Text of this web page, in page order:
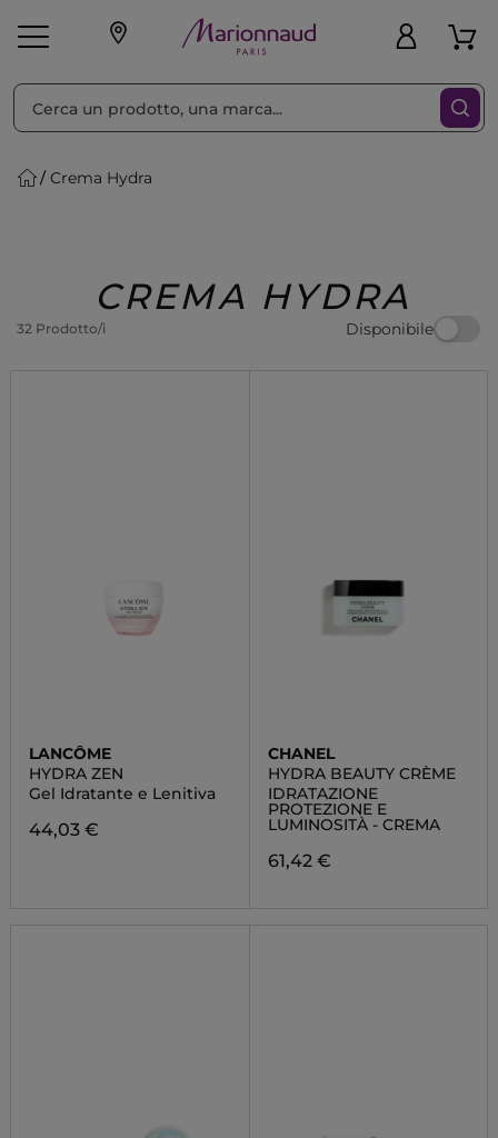
Make-up
Regalo
Crema Hydra
CREMA HYDRA
32 Prodotto/i Disponibile
Ordina per Filtra
LANCÔME
HYDRA ZEN
Gel Idratante e Lenitiva
44,03 €
CHANEL
HYDRA BEAUTY CRÈME
IDRATAZIONE
PROTEZIONE E
LUMINOSITÀ - CREMA
61,42 €